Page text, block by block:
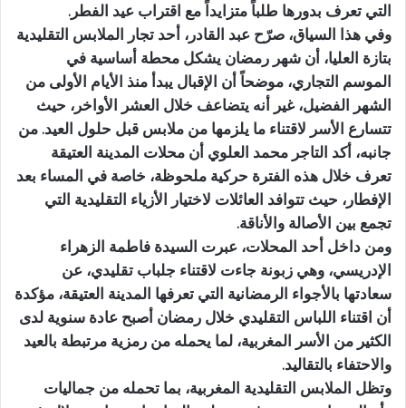
التي تعرف بدورها طلباً متزايداً مع اقتراب عيد الفطر.
وفي هذا السياق، صرّح عبد القادر، أحد تجار الملابس التقليدية
بتازة العليا، أن شهر رمضان يشكل محطة أساسية في
الموسم التجاري، موضحاً أن الإقبال يبدأ منذ الأيام الأولى من
الشهر الفضيل، غير أنه يتضاعف خلال العشر الأواخر، حيث
تتسارع الأسر لاقتناء ما يلزمها من ملابس قبل حلول العيد. من
جانبه، أكد التاجر محمد العلوي أن محلات المدينة العتيقة
تعرف خلال هذه الفترة حركية ملحوظة، خاصة في المساء بعد
الإفطار، حيث تتوافد العائلات لاختيار الأزياء التقليدية التي
تجمع بين الأصالة والأناقة.
ومن داخل أحد المحلات، عبرت السيدة فاطمة الزهراء
الإدريسي، وهي زبونة جاءت لاقتناء جلباب تقليدي، عن
سعادتها بالأجواء الرمضانية التي تعرفها المدينة العتيقة، مؤكدة
أن اقتناء اللباس التقليدي خلال رمضان أصبح عادة سنوية لدى
الكثير من الأسر المغربية، لما يحمله من رمزية مرتبطة بالعيد
والاحتفاء بالتقاليد.
وتظل الملابس التقليدية المغربية، بما تحمله من جماليات